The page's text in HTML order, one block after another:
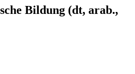
Bildung (dt, arab.,